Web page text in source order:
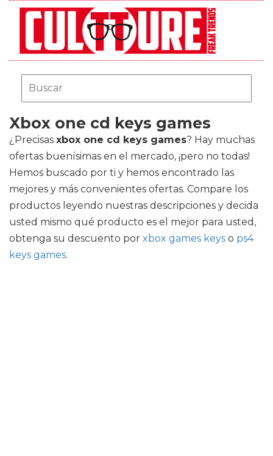
Xbox one cd keys games
¿Precisas xbox one cd keys games? Hay muchas
ofertas buenísimas en el mercado, ¡pero no todas!
Hemos buscado por ti y hemos encontrado las
mejores y más convenientes ofertas. Compare los
productos leyendo nuestras descripciones y decida
usted mismo qué producto es el mejor para usted,
obtenga su descuento por xbox games keys o ps4
keys games.